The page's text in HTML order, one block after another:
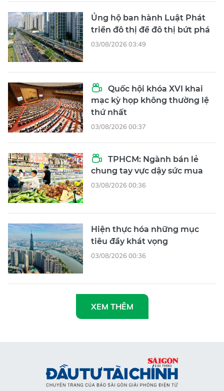
Ủng hộ ban hành Luật Phát
triển đô thị để đô thị bứt phá
03/08/2026 03:49
Quốc hội khóa XVI khai
mạc kỳ họp không thường lệ
thứ nhất
03/08/2026 00:37
TPHCM: Ngành bán lẻ
chung tay vực dậy sức mua
03/08/2026 00:36
Hiện thực hóa những mục
tiêu đầy khát vọng
03/08/2026 00:36
XEM THÊM